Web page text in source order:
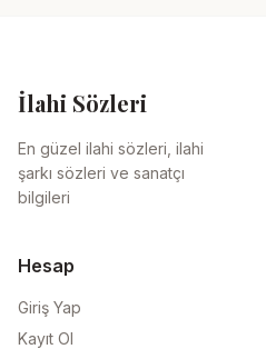
İlahi Sözleri
En güzel ilahi sözleri, ilahi
şarkı sözleri ve sanatçı
bilgileri
Hesap
Giriş Yap
Kayıt Ol